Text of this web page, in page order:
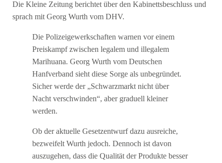
Die Kleine Zeitung berichtet über den Kabinettsbeschluss und
sprach mit Georg Wurth vom DHV.
Die Polizeigewerkschaften warnen vor einem
Preiskampf zwischen legalem und illegalem
Marihuana. Georg Wurth vom Deutschen
Hanfverband sieht diese Sorge als unbegründet.
Sicher werde der „Schwarzmarkt nicht über
Nacht verschwinden“, aber graduell kleiner
werden.
Ob der aktuelle Gesetzentwurf dazu ausreiche,
bezweifelt Wurth jedoch. Dennoch ist davon
auszugehen, dass die Qualität der Produkte besser